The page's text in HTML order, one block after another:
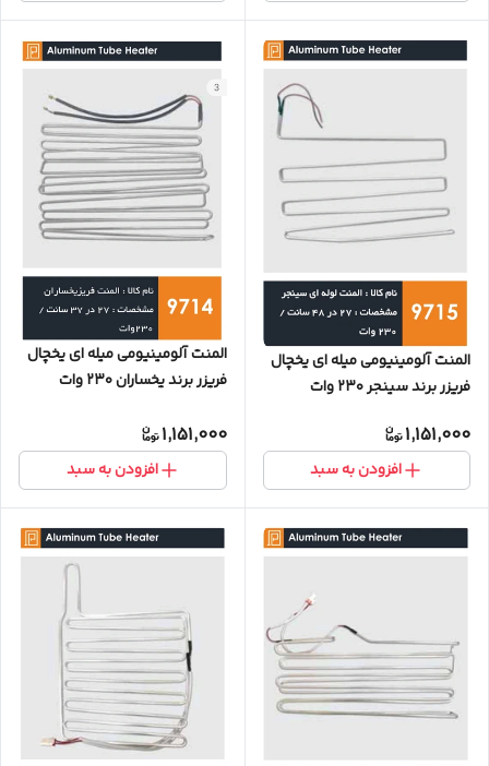
المنت آلومینیومی میله ای یخچال
فریزر برند سینجر ۲۳۰ وات
1,151,000
افزودن به سبد
المنت آلومینیومی میله ای یخچال
فریزر برند یخساران ۲۳۰ وات
1,151,000
افزودن به سبد